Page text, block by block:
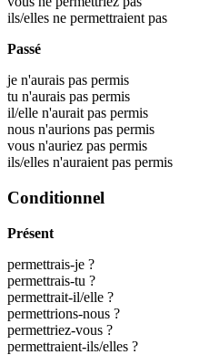
ils/elles ne permettraient pas
Passé
je n'aurais pas permis
tu n'aurais pas permis
il/elle n'aurait pas permis
nous n'aurions pas permis
vous n'auriez pas permis
ils/elles n'auraient pas permis
Conditionnel
Présent
permettrais-je ?
permettrais-tu ?
permettrait-il/elle ?
permettrions-nous ?
permettriez-vous ?
permettraient-ils/elles ?